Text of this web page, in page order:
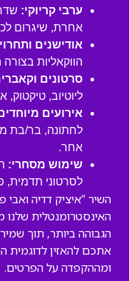
ערבי קריוקי:
אחרת, שיגרום
אודישנים
הווקאליות
סרטונים
ליוטיוב,
אירועים
לחתונה, בר/בת
אחר.
שימוש מסחרי:
לסרטוני תדמית,
השיר “איציק דדיה
האינסטרומנטלית
הגבוהה ביותר, תוך
אתכם להאזין
ומההקפדה על הפרטים.